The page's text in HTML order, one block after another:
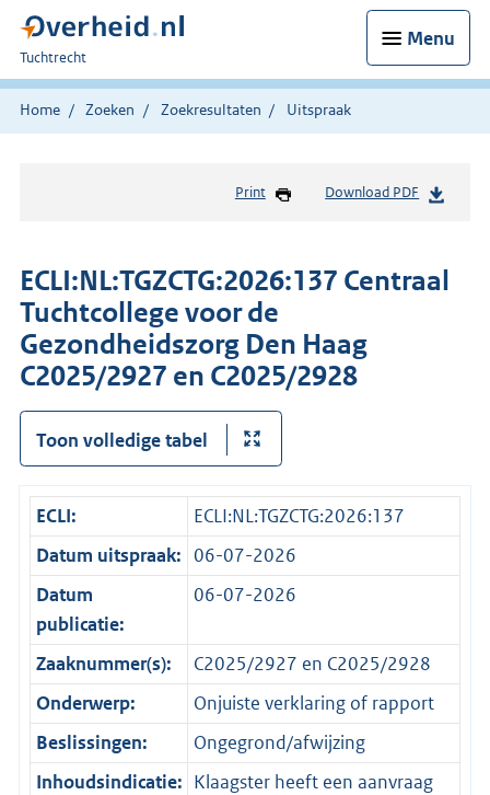
Menu
U
bent
hier:
Tuchtrecht
Home Zoeken Zoekresultaten Uitspraak
Print Download PDF
ECLI:NL:TGZCTG:2026:137 Centraal
Tuchtcollege voor de
Gezondheidszorg Den Haag
C2025/2927 en C2025/2928
Toon volledige tabel
ECLI:
ECLI:NL:TGZCTG:2026:137
Datum uitspraak: 06-07-2026
Datum
publicatie:
06-07-2026
Zaaknummer(s):
C2025/2927 en C2025/2928
Onderwerp:
Onjuiste verklaring of rapport
Beslissingen:
Ongegrond/afwijzing
Inhoudsindicatie: Klaagster heeft een aanvraag